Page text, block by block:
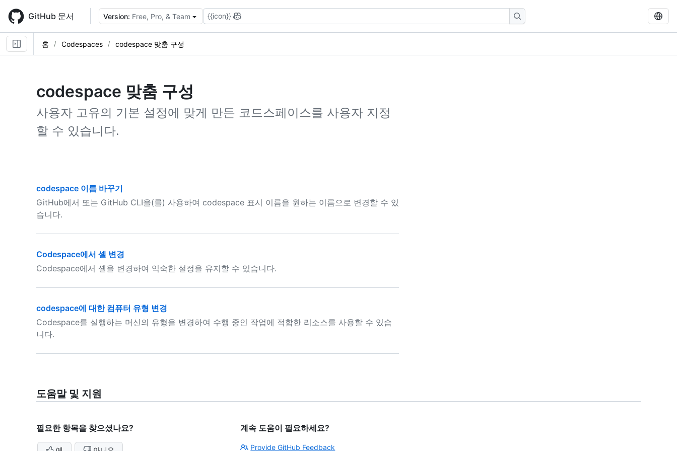
main
content
GitHub 문서 Version: Free, Pro, & Team {{icon}}
홈 Codespaces codespace 맞춤 구성
codespace 맞춤 구성
사용자 고유의 기본 설정에 맞게 만든 코드스페이스를 사용자 지정
할 수 있습니다.
codespace 이름 바꾸기
GitHub에서 또는 GitHub CLI을(를) 사용하여 codespace 표시 이름을 원하는 이름으로 변경할 수 있
습니다.
Codespace에서 셸 변경
Codespace에서 셸을 변경하여 익숙한 설정을 유지할 수 있습니다.
codespace에 대한 컴퓨터 유형 변경
Codespace를 실행하는 머신의 유형을 변경하여 수행 중인 작업에 적합한 리소스를 사용할 수 있습
니다.
도움말 및 지원
필요한 항목을 찾으셨나요? 계속 도움이 필요하세요?
Provide GitHub Feedback